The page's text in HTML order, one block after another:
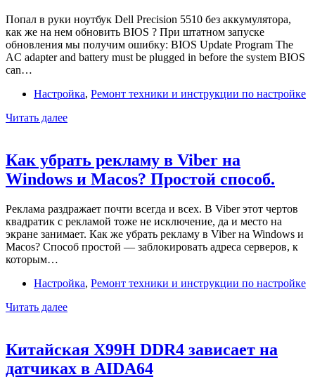
ноутбуке
ASUS
без
батареи.
Инструкция.
Попал в руки ноутбук Dell Precision 5510 без аккумулятора,
как же на нем обновить BIOS ? При штатном запуске
обновления мы получим ошибку: BIOS Update Program The
AC adapter and battery must be plugged in before the system BIOS
can…
Настройка, Ремонт техники и инструкции по настройке
Читать далееКак
Dell
Precision
без
аккумулятора?
Как убрать рекламу в Viber на
Windows и Macos? Простой способ.
Реклама раздражает почти всегда и всех. В Viber этот чертов
квадратик с рекламой тоже не исключение, да и место на
экране занимает. Как же убрать рекламу в Viber на Windows и
Macos? Способ простой — заблокировать адреса серверов, к
которым…
Настройка, Ремонт техники и инструкции по настройке
Читать далееКак
Viber
на
Китайская X99H DDR4 зависает на
датчиках в AIDA64